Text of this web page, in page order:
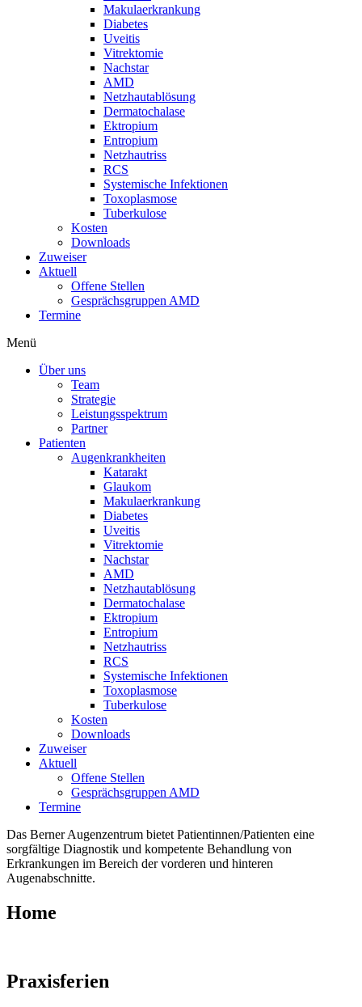
Makulaerkrankung
Diabetes
Uveitis
Vitrektomie
Nachstar
AMD
Netzhautablösung
Dermatochalase
Ektropium
Entropium
Netzhautriss
RCS
Systemische Infektionen
Toxoplasmose
Tuberkulose
Kosten
Downloads
Zuweiser
Aktuell
Offene Stellen
Gesprächsgruppen AMD
Termine
Menü
Über uns
Team
Strategie
Leistungsspektrum
Partner
Patienten
Augenkrankheiten
Katarakt
Glaukom
Makulaerkrankung
Diabetes
Uveitis
Vitrektomie
Nachstar
AMD
Netzhautablösung
Dermatochalase
Ektropium
Entropium
Netzhautriss
RCS
Systemische Infektionen
Toxoplasmose
Tuberkulose
Kosten
Downloads
Zuweiser
Aktuell
Offene Stellen
Gesprächsgruppen AMD
Termine
Das Berner Augenzentrum bietet Patientinnen/Patienten eine
sorgfältige Diagnostik und kompetente Behandlung von
Erkrankungen im Bereich der vorderen und hinteren
Augenabschnitte.
Home
Praxisferien